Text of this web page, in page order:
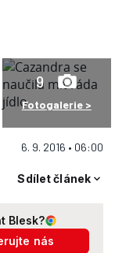
9
Fotogalerie >
6. 9. 2016 • 06:00
Sdílet článek
Blesk?
nás